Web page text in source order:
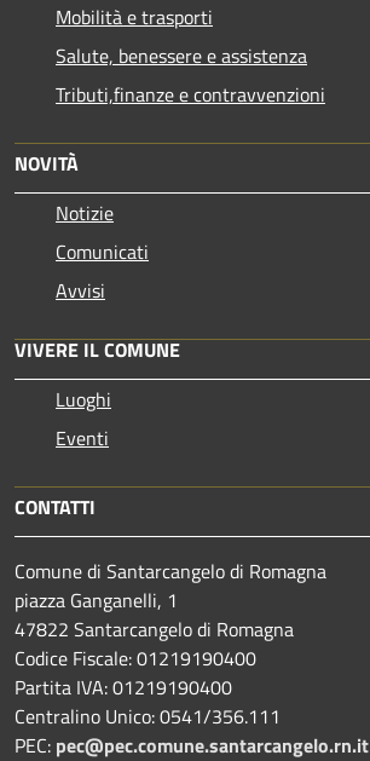
Mobilità e trasporti
Salute, benessere e assistenza
Tributi,finanze e contravvenzioni
NOVITÀ
Notizie
Comunicati
Avvisi
VIVERE IL COMUNE
Luoghi
Eventi
CONTATTI
Comune di Santarcangelo di Romagna
piazza Ganganelli, 1
47822 Santarcangelo di Romagna
Codice Fiscale: 01219190400
Partita IVA: 01219190400
Centralino Unico: 0541/356.111
PEC: pec@pec.comune.santarcangelo.rn.it